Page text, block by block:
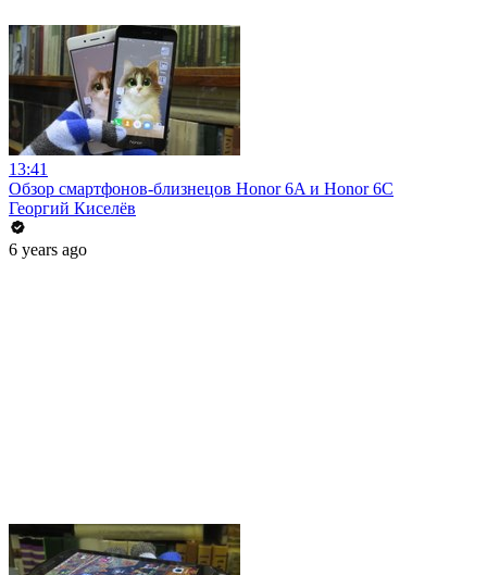
13:41
Обзор смартфонов-близнецов Honor 6A и Honor 6C
Георгий Киселёв
6 years ago